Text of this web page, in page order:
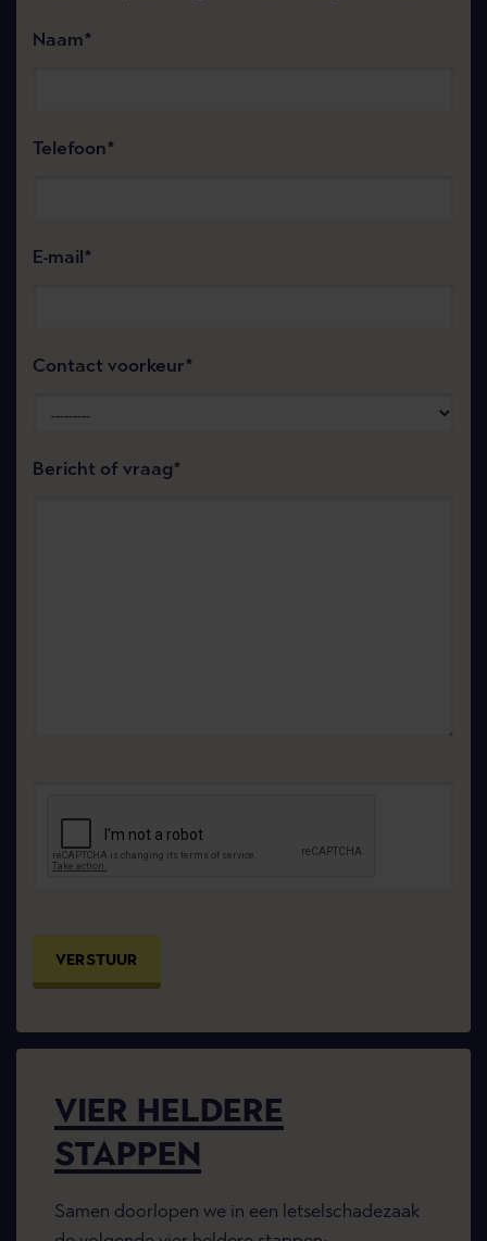
Naam
Telefoon
E-mail
Contact voorkeur
Bericht of vraag
VERSTUUR
VIER HELDERE
STAPPEN
Samen doorlopen we in een letselschadezaak